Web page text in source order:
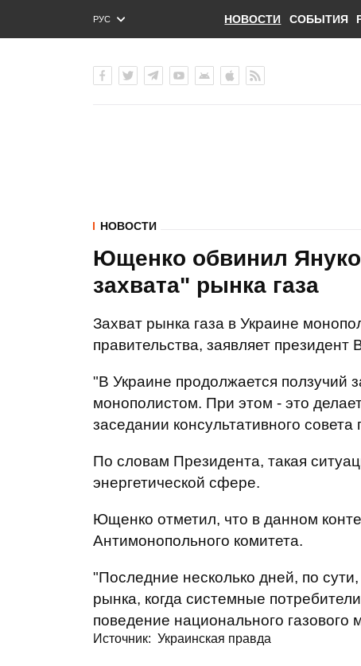
РУС
ENG
НОВОСТИ СОБЫТИЯ
НОВОСТИ
Ющенко обвинил
захвата" рынка газа
Захват рынка газа в Украине
правительства, заявляет
"В Украине продолжается ползучий
монополистом. При этом - это
заседании консультативного
По словам Президента, такая
энергетической сфере.
Ющенко отметил, что в данном
Антимонопольного комитета.
"Последние несколько дней, по
рынка, когда системные
поведение национального газового
Источник: Украинская правда